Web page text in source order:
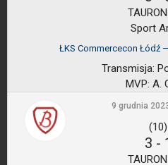
Sport
ŁKS Commercecon Łódź
Transmisja:
MVP: A.
9 grudnia
(10)
3 -